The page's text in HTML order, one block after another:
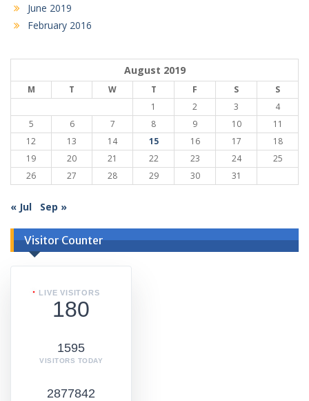
June 2019
February 2016
August 2019
M T W T F S
S
1
2 3
4
5
6 7 8 9 10
11
12
13 14 15 16 17
18
19
20 21 22 23 24
25
26
27 28 29 30 31
« Jul Sep »
Visitor Counter
LIVE VISITORS
180
1595
VISITORS TODAY
2877842